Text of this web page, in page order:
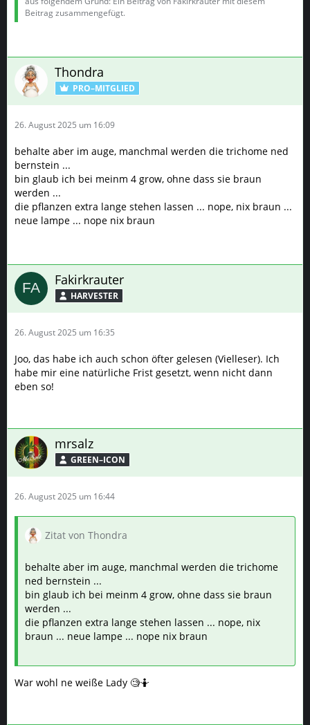
Thondra
26. August 2025 um 16:09
behalte aber im auge, manchmal werden die trichome ned
bernstein ...
werden ...
die pflanzen extra lange stehen lassen ... nope, nix braun ...
neue lampe ... nope nix braun
Fakirkrauter
26. August 2025 um 16:35
Joo, das habe ich auch schon öfter gelesen (Vielleser). Ich
habe mir eine natürliche Frist gesetzt, wenn nicht dann
26. August 2025 um 16:44
Zitat von Thondra
ned bernstein ...
bin glaub ich bei meinm 4 grow, ohne dass sie braun
die pflanzen extra lange stehen lassen ... nope, nix
braun ... neue lampe ... nope nix braun
War wohl ne weiße Lady 🧐🤷
Thondra